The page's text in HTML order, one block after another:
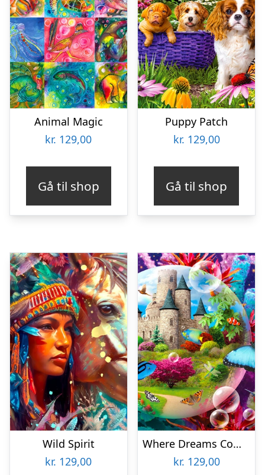
Animal Magic
kr. 129,00
Gå til shop
Puppy Patch
kr. 129,00
Gå til shop
Wild Spirit
kr. 129,00
Where Dreams Come True
kr. 129,00